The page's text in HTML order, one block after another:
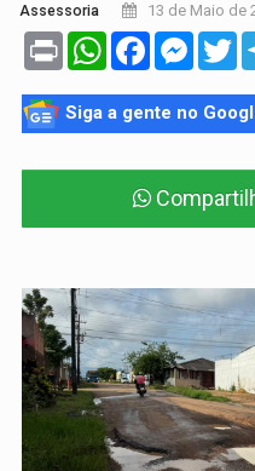
Assessoria 13 de Maio de
Print WhatsAppFacebook
Siga a gente no